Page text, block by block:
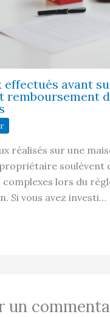
effectués avant
remboursement
réalisés sur une
soulèvent
complexes lors du
Si vous avez investi…
un